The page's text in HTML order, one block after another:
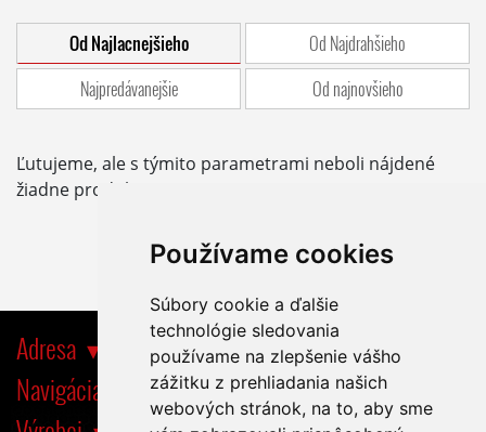
Používame cookies
Súbory cookie a ďalšie
technológie sledovania
používame na zlepšenie vášho
zážitku z prehliadania našich
webových stránok, na to, aby sme
Od Najlacnejšieho
Od Najdrahšieho
Najpredávanejšie
Od najnovšieho
Ľutujeme, ale s týmito parametrami neboli nájdené
žiadne produkty.
Adresa
Navigácia